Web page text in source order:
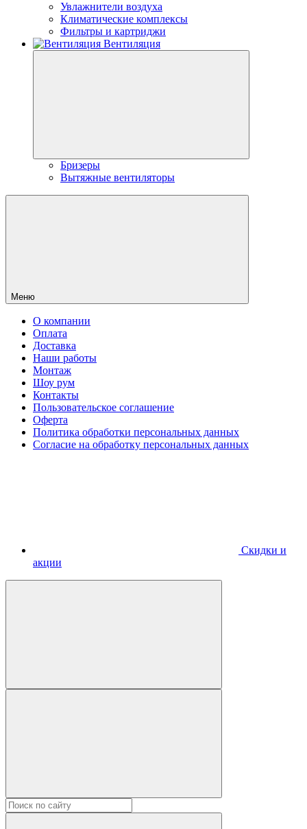
Увлажнители воздуха
Климатические комплексы
Фильтры и картриджи
Вентиляция
Бризеры
Вытяжные вентиляторы
Меню
О компании
Оплата
Доставка
Наши работы
Монтаж
Шоу рум
Контакты
Пользовательское соглашение
Оферта
Политика обработки персональных данных
Согласие на обработку персональных данных
Скидки и
акции